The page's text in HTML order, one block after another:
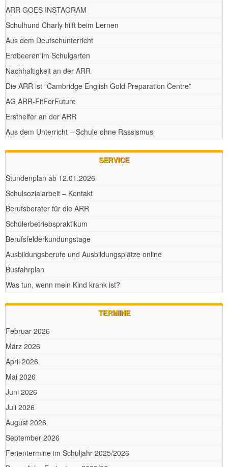
ARR GOES INSTAGRAM
Schulhund Charly hilft beim Lernen
Aus dem Deutschunterricht
Erdbeeren im Schulgarten
Nachhaltigkeit an der ARR
Die ARR ist “Cambridge English Gold Preparation Centre”
AG ARR-FitForFuture
Ersthelfer an der ARR
Aus dem Unterricht – Schule ohne Rassismus
SERVICE
Stundenplan ab 12.01.2026
Schulsozialarbeit – Kontakt
Berufsberater für die ARR
Schülerbetriebspraktikum
Berufsfelderkundungstage
Ausbildungsberufe und Ausbildungsplätze online
Busfahrplan
Was tun, wenn mein Kind krank ist?
TERMINE
Februar 2026
März 2026
April 2026
Mai 2026
Juni 2026
Juli 2026
August 2026
September 2026
Ferientermine im Schuljahr 2025/2026